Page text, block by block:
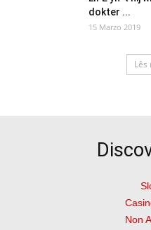
dokter ...
15 Marzo 2019
Lês
Non